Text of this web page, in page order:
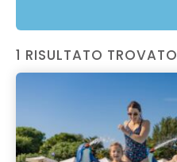
1 RISULTATO TROVATO